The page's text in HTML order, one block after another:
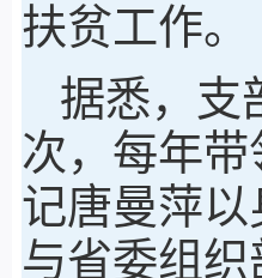
扶贫工作。
据悉，支
次，每年
记唐曼萍
与省委组织